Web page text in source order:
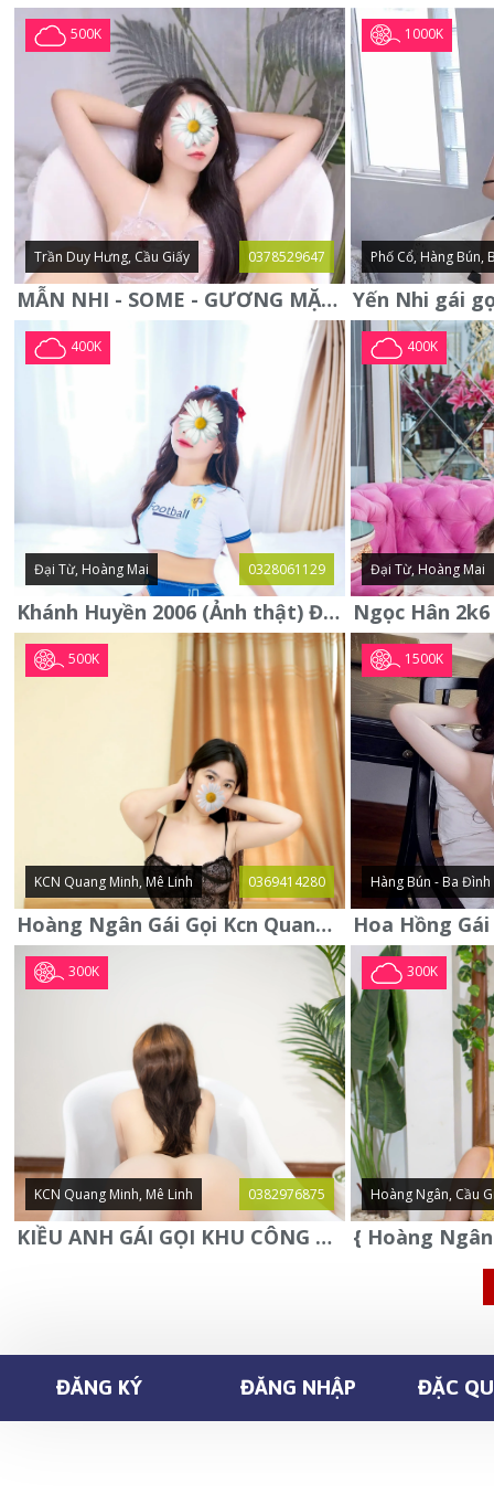
500K
Trần Duy Hưng, Cầu Giấy 0378529647
MẪN NHI - SOME - GƯƠNG MẶT XINH XẮN -CỰC CHIỀU KHÁCH
1000K
Phố Cổ, Hàng Bún,
400K
Đại Từ, Hoàng Mai 0328061129
Khánh Huyền 2006 (Ảnh thật) Đại từ - Hoàng Mai
400K
Đại Từ, Hoàng Mai
500K
KCN Quang Minh, Mê Linh 0369414280
Hoàng Ngân Gái Gọi Kcn Quang Minh - Mê Linh . Hàng Vip Lần Đầu
1500K
Hàng Bún - Ba Đình
300K
KCN Quang Minh, Mê Linh 0382976875
KIỀU ANH GÁI GỌI KHU CÔNG NGHIỆP QUANG MINH - MÊ LINH
300K
Hoàng Ngân, Cầu
ĐĂNG KÝ ĐĂNG NHẬP ĐẶC